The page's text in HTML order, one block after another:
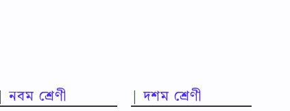
নবম শ্রেণী দশম শ্রেণী